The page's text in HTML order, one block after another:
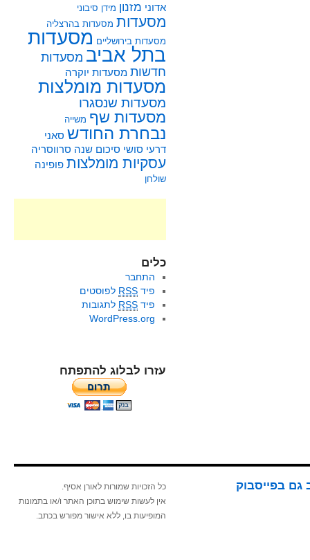
אדוני מזנון מידן סיבוני
מסעדות מסעדות בהרצליה
מסעדות בירושליים מסעדות
בתל אביב מסעדות
חדשות מסעדות יוקרה
מסעדות מומלצות
מסעדות שנסגרו
מסעדות שף משייה
נבחרת החודש סאני
דרעי סושי סיכום שנה סרווסריה
עסקיות מומלצות פופינה
שולחן
כלים
התחבר
פיד RSS לפוסטים
פיד RSS לתגובות
WordPress.org
עזרו לבלוג להתפתח
גם בפייסבוק
כל הזכויות שמורות לאורן אסיף.
אין לעשות שימוש בתוכן האתר ו/או בתמונות
המופיעות בו, ללא אישור מפורש בכתב.